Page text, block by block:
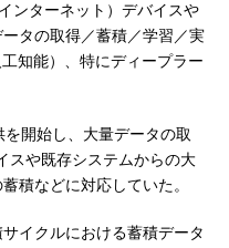
ンターネット）デバイスや
タの取得／蓄積／学習／実
知能）、特にディープラー
開始し、大量データの取
スや既存システムからの大
積などに対応していた。
イクルにおける蓄積データ